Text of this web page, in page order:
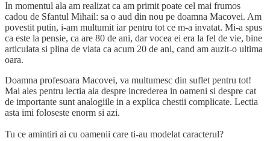
In momentul ala am realizat ca am primit poate cel mai frumos
cadou de Sfantul Mihail: sa o aud din nou pe doamna Macovei. Am
povestit putin, i-am multumit iar pentru tot ce m-a invatat. Mi-a spus
ca este la pensie, ca are 80 de ani, dar vocea ei era la fel de vie, bine
articulata si plina de viata ca acum 20 de ani, cand am auzit-o ultima
oara.
Doamna profesoara Macovei, va multumesc din suflet pentru tot!
Mai ales pentru lectia aia despre increderea in oameni si despre cat
de importante sunt analogiile in a explica chestii complicate. Lectia
asta imi foloseste enorm si azi.
Tu ce amintiri ai cu oamenii care ti-au modelat caracterul?